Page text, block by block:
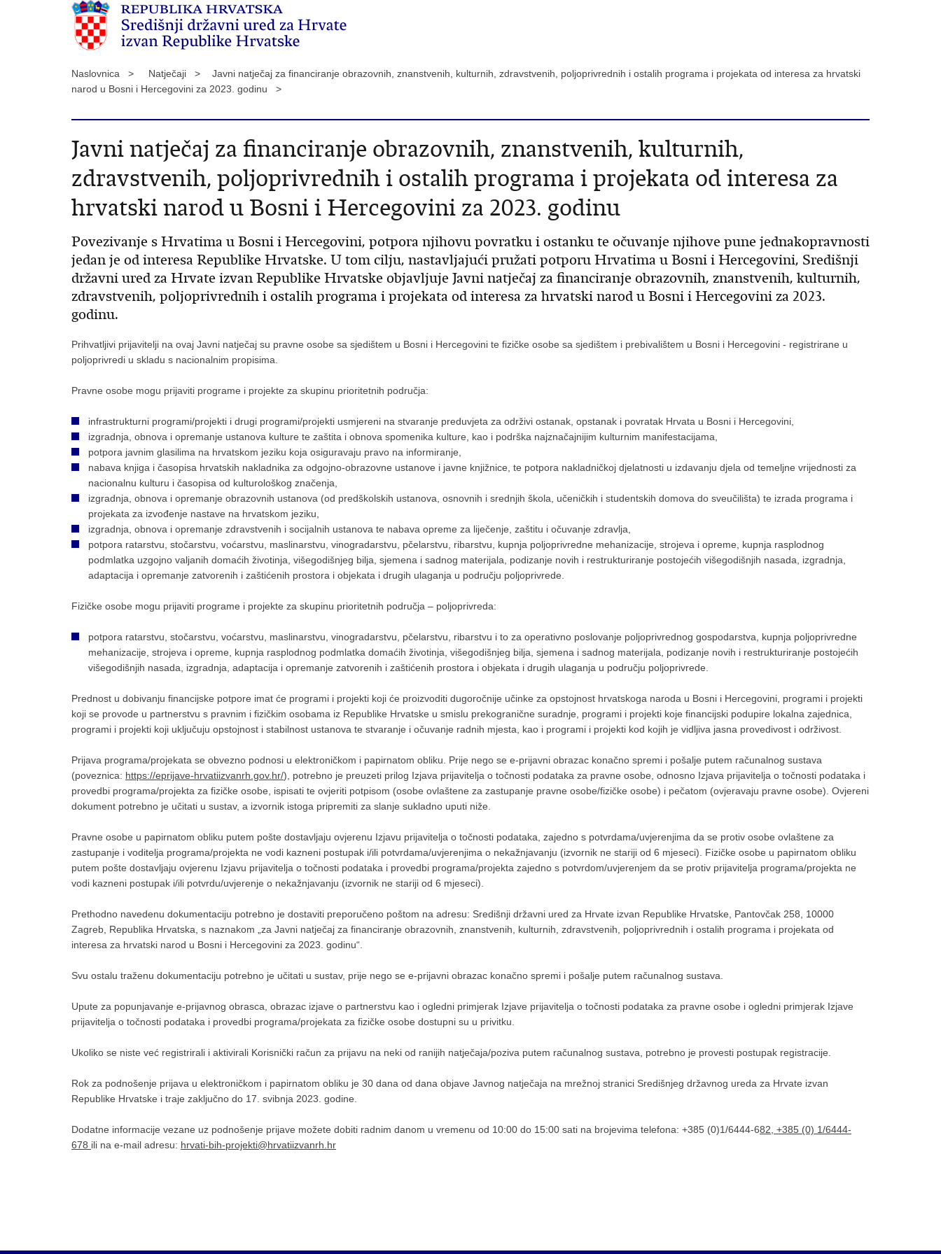
Naslovnica > Natječaji >
Javni natječaj za financiranje obrazovnih, znanstvenih, kulturnih, zdravstvenih, poljoprivrednih i ostalih programa i projekata od interesa za hrvatski
narod u Bosni i Hercegovini za 2023. godinu >
Javni natječaj za financiranje obrazovnih, znanstvenih, kulturnih,
zdravstvenih, poljoprivrednih i ostalih programa i projekata od interesa za
hrvatski narod u Bosni i Hercegovini za 2023. godinu
Povezivanje s Hrvatima u Bosni i Hercegovini, potpora njihovu povratku i ostanku te očuvanje njihove pune jednakopravnosti
jedan je od interesa Republike Hrvatske. U tom cilju, nastavljajući pružati potporu Hrvatima u Bosni i Hercegovini, Središnji
državni ured za Hrvate izvan Republike Hrvatske objavljuje Javni natječaj za financiranje obrazovnih, znanstvenih, kulturnih,
zdravstvenih, poljoprivrednih i ostalih programa i projekata od interesa za hrvatski narod u Bosni i Hercegovini za 2023.
godinu.
Prihvatljivi prijavitelji na ovaj Javni natječaj su pravne osobe sa sjedištem u Bosni i Hercegovini te fizičke osobe sa sjedištem i prebivalištem u Bosni i Hercegovini - registrirane u
poljoprivredi u skladu s nacionalnim propisima.
Pravne osobe mogu prijaviti programe i projekte za skupinu prioritetnih područja:
infrastrukturni programi/projekti i drugi programi/projekti usmjereni na stvaranje preduvjeta za održivi ostanak, opstanak i povratak Hrvata u Bosni i Hercegovini,
izgradnja, obnova i opremanje ustanova kulture te zaštita i obnova spomenika kulture, kao i podrška najznačajnijim kulturnim manifestacijama,
potpora javnim glasilima na hrvatskom jeziku koja osiguravaju pravo na informiranje,
nabava knjiga i časopisa hrvatskih nakladnika za odgojno-obrazovne ustanove i javne knjižnice, te potpora nakladničkoj djelatnosti u izdavanju djela od temeljne vrijednosti za
nacionalnu kulturu i časopisa od kulturološkog značenja,
izgradnja, obnova i opremanje obrazovnih ustanova (od predškolskih ustanova, osnovnih i srednjih škola, učeničkih i studentskih domova do sveučilišta) te izrada programa i
projekata za izvođenje nastave na hrvatskom jeziku,
izgradnja, obnova i opremanje zdravstvenih i socijalnih ustanova te nabava opreme za liječenje, zaštitu i očuvanje zdravlja,
potpora ratarstvu, stočarstvu, voćarstvu, maslinarstvu, vinogradarstvu, pčelarstvu, ribarstvu, kupnja poljoprivredne mehanizacije, strojeva i opreme, kupnja rasplodnog
podmlatka uzgojno valjanih domaćih životinja, višegodišnjeg bilja, sjemena i sadnog materijala, podizanje novih i restrukturiranje postojećih višegodišnjih nasada, izgradnja,
adaptacija i opremanje zatvorenih i zaštićenih prostora i objekata i drugih ulaganja u području poljoprivrede.
Fizičke osobe mogu prijaviti programe i projekte za skupinu prioritetnih područja – poljoprivreda:
potpora ratarstvu, stočarstvu, voćarstvu, maslinarstvu, vinogradarstvu, pčelarstvu, ribarstvu i to za operativno poslovanje poljoprivrednog gospodarstva, kupnja poljoprivredne
mehanizacije, strojeva i opreme, kupnja rasplodnog podmlatka domaćih životinja, višegodišnjeg bilja, sjemena i sadnog materijala, podizanje novih i restrukturiranje postojećih
višegodišnjih nasada, izgradnja, adaptacija i opremanje zatvorenih i zaštićenih prostora i objekata i drugih ulaganja u području poljoprivrede.
Prednost u dobivanju financijske potpore imat će programi i projekti koji će proizvoditi dugoročnije učinke za opstojnost hrvatskoga naroda u Bosni i Hercegovini, programi i projekti
koji se provode u partnerstvu s pravnim i fizičkim osobama iz Republike Hrvatske u smislu prekogranične suradnje, programi i projekti koje financijski podupire lokalna zajednica,
programi i projekti koji uključuju opstojnost i stabilnost ustanova te stvaranje i očuvanje radnih mjesta, kao i programi i projekti kod kojih je vidljiva jasna provedivost i održivost.
Prijava programa/projekata se obvezno podnosi u elektroničkom i papirnatom obliku. Prije nego se e-prijavni obrazac konačno spremi i pošalje putem računalnog sustava
(poveznica: https://eprijave-hrvatiizvanrh.gov.hr/), potrebno je preuzeti prilog Izjava prijavitelja o točnosti podataka za pravne osobe, odnosno Izjava prijavitelja o točnosti podataka i
provedbi programa/projekta za fizičke osobe, ispisati te ovjeriti potpisom (osobe ovlaštene za zastupanje pravne osobe/fizičke osobe) i pečatom (ovjeravaju pravne osobe). Ovjereni
dokument potrebno je učitati u sustav, a izvornik istoga pripremiti za slanje sukladno uputi niže.
Pravne osobe u papirnatom obliku putem pošte dostavljaju ovjerenu Izjavu prijavitelja o točnosti podataka, zajedno s potvrdama/uvjerenjima da se protiv osobe ovlaštene za
zastupanje i voditelja programa/projekta ne vodi kazneni postupak i/ili potvrdama/uvjerenjima o nekažnjavanju (izvornik ne stariji od 6 mjeseci). Fizičke osobe u papirnatom obliku
putem pošte dostavljaju ovjerenu Izjavu prijavitelja o točnosti podataka i provedbi programa/projekta zajedno s potvrdom/uvjerenjem da se protiv prijavitelja programa/projekta ne
vodi kazneni postupak i/ili potvrdu/uvjerenje o nekažnjavanju (izvornik ne stariji od 6 mjeseci).
Prethodno navedenu dokumentaciju potrebno je dostaviti preporučeno poštom na adresu: Središnji državni ured za Hrvate izvan Republike Hrvatske, Pantovčak 258, 10000
Zagreb, Republika Hrvatska, s naznakom „za Javni natječaj za financiranje obrazovnih, znanstvenih, kulturnih, zdravstvenih, poljoprivrednih i ostalih programa i projekata od
interesa za hrvatski narod u Bosni i Hercegovini za 2023. godinu“.
Svu ostalu traženu dokumentaciju potrebno je učitati u sustav, prije nego se e-prijavni obrazac konačno spremi i pošalje putem računalnog sustava.
Upute za popunjavanje e-prijavnog obrasca, obrazac izjave o partnerstvu kao i ogledni primjerak Izjave prijavitelja o točnosti podataka za pravne osobe i ogledni primjerak Izjave
prijavitelja o točnosti podataka i provedbi programa/projekata za fizičke osobe dostupni su u privitku.
Ukoliko se niste već registrirali i aktivirali Korisnički račun za prijavu na neki od ranijih natječaja/poziva putem računalnog sustava, potrebno je provesti postupak registracije.
Rok za podnošenje prijava u elektroničkom i papirnatom obliku je 30 dana od dana objave Javnog natječaja na mrežnoj stranici Središnjeg državnog ureda za Hrvate izvan
Republike Hrvatske i traje zaključno do 17. svibnja 2023. godine.
Dodatne informacije vezane uz podnošenje prijave možete dobiti radnim danom u vremenu od 10:00 do 15:00 sati na brojevima telefona: +385 (0)1/6444-682, +385 (0) 1/6444-
678 ili na e-mail adresu: hrvati-bih-projekti@hrvatiizvanrh.hr